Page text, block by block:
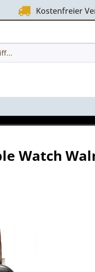
Kostenfreier
Watch